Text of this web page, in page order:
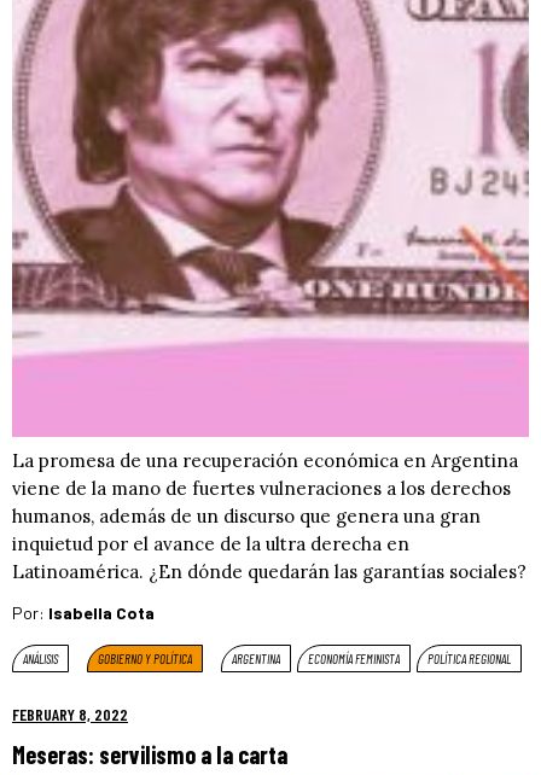
La promesa de una recuperación económica en Argentina
viene de la mano de fuertes vulneraciones a los derechos
humanos, además de un discurso que genera una gran
inquietud por el avance de la ultra derecha en
Latinoamérica. ¿En dónde quedarán las garantías sociales?
Por: Isabella Cota
ANÁLISIS GOBIERNO Y POLÍTICA ARGENTINA ECONOMÍA FEMINISTA POLÍTICA REGIONAL
FEBRUARY 8, 2022
Meseras: servilismo a la carta